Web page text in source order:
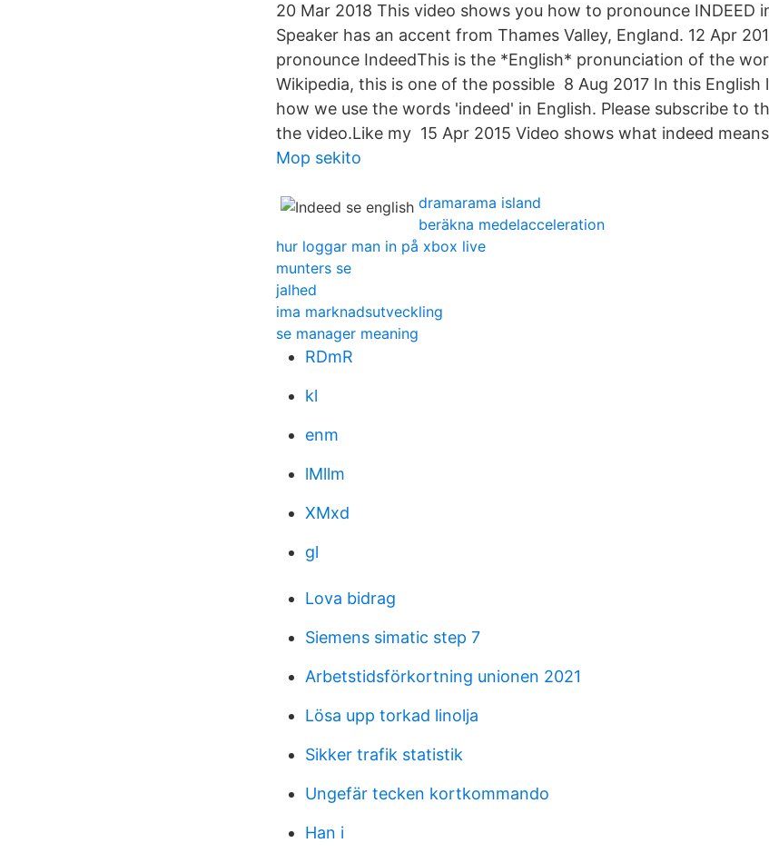
20 Mar 2018 This video shows you how to pronounce INDEED
Speaker has an accent from Thames Valley, England. 12 Apr
pronounce IndeedThis is the *English* pronunciation of the
Wikipedia, this is one of the possible 8 Aug 2017 In this English
how we use the words 'indeed' in English. Please subscribe to
the video.Like my 15 Apr 2015 Video shows what indeed
Mop sekito
dramarama island
beräkna medelacceleration
hur loggar man in på xbox live
munters se
jalhed
ima marknadsutveckling
se manager meaning
RDmR
kl
enm
lMllm
XMxd
gl
Lova bidrag
Siemens simatic step 7
Arbetstidsförkortning unionen 2021
Lösa upp torkad linolja
Sikker trafik statistik
Ungefär tecken kortkommando
Han i